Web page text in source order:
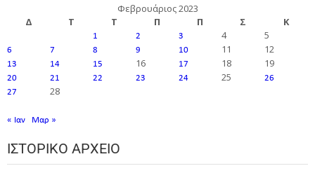
Φεβρουάριος 2023
Δ
Τ Τ Π Π Σ Κ
1 2 3 4 5
6 7 8 9 10 11 12
13 14 15 16 17 18 19
20 21 22 23 24 25
26
27
28
« Ιαν Μαρ »
ΙΣΤΟΡΙΚΌ ΑΡΧΕΊΟ